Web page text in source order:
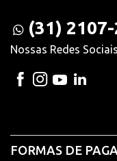
(31)
Nossas Redes Sociais
FORMAS DE